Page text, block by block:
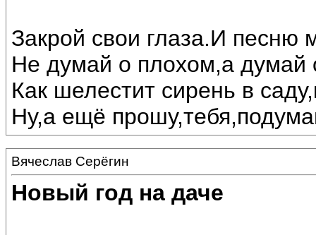
Закрой свои глаза.И песню
Не думай о плохом,а думай
Как шелестит сирень в
Ну,а ещё
Вячеслав Серёгин
Новый год на даче